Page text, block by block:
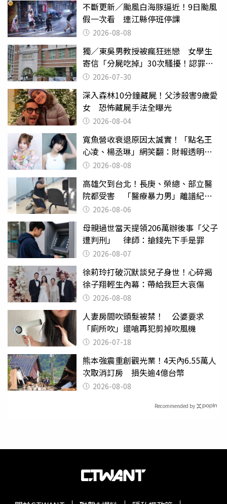
不斷更新／颱風白海豚逼近！9日颱風
假一次看 連江縣停班停課
2026-08-08
獨／東吳男教授被瘋狂迷戀 女學生
寄信「分屍吃掉」30次騷擾！認罪免
關 2026-07-30
深入森林10分鐘藏屍！父涉殺害9歲愛
女 恐怖藏屍手法全曝光
2026-08-04
寬魚營收衰退原因太誠實！「點名王
心凌、楊丞琳」網笑翻：財報透明度
滿分2026-08-08
高雄欠到台北！長庚、榮總、部立醫
院都受害 「醫療暴力男」離譜紀錄
曝光2026-08-06
母親過世當天提領206萬辦後事「父子
遭判刑」 律師：搶錢先下手是罪
2026-08-07
徐莉玲打破沉默談兒子身世！心碎揭
徐子翔輕生內幕：帶給我巨大哀傷
2026-08-08
人妻房間吹頭髮被禁！ 公婆要求
「廁所吹」還嗆再犯剪掉吹風機
2026-07-18
熊本強震重創觀光業！4天內6.55萬人
次取消訂房 損失逾4億台幣
2026-08-08
Recommended by